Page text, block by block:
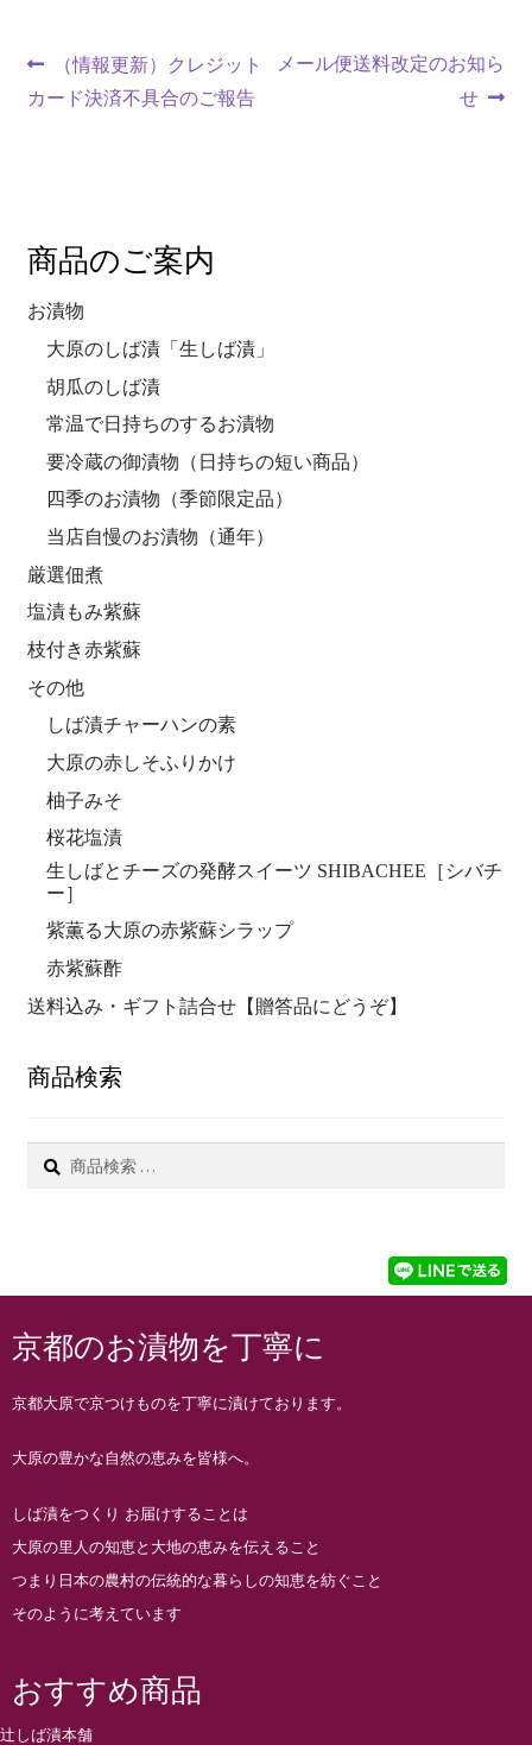
（情報更新）クレジット
カード決済不具合のご報告
メール便送料改定のお知ら
せ
商品のご案内
お漬物
大原のしば漬「生しば漬」
胡瓜のしば漬
常温で日持ちのするお漬物
要冷蔵の御漬物（日持ちの短い商品）
四季のお漬物（季節限定品）
当店自慢のお漬物（通年）
厳選佃煮
塩漬もみ紫蘇
枝付き赤紫蘇
その他
しば漬チャーハンの素
大原の赤しそふりかけ
柚子みそ
桜花塩漬
生しばとチーズの発酵スイーツ SHIBACHEE［シバチ
ー］
紫薫る大原の赤紫蘇シラップ
赤紫蘇酢
送料込み・ギフト詰合せ【贈答品にどうぞ】
商品検索
京都のお漬物を丁寧に
京都大原で京つけものを丁寧に漬けております。
大原の豊かな自然の恵みを皆様へ。
しば漬をつくり お届けすることは
大原の里人の知恵と大地の恵みを伝えること
つまり日本の農村の伝統的な暮らしの知恵を紡ぐこと
そのように考えています
おすすめ商品
辻しば漬本舗